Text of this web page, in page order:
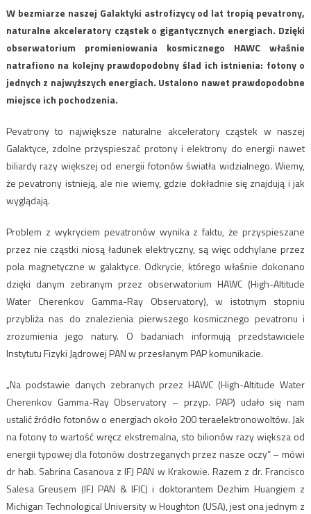
W bezmiarze naszej Galaktyki astrofizycy od lat tropią pevatrony,
naturalne akceleratory cząstek o gigantycznych energiach. Dzięki
obserwatorium promieniowania kosmicznego HAWC właśnie
natrafiono na kolejny prawdopodobny ślad ich istnienia: fotony o
jednych z najwyższych energiach. Ustalono nawet prawdopodobne
miejsce ich pochodzenia.
Pevatrony to największe naturalne akceleratory cząstek w naszej
Galaktyce, zdolne przyspieszać protony i elektrony do energii nawet
biliardy razy większej od energii fotonów światła widzialnego. Wiemy,
że pevatrony istnieją, ale nie wiemy, gdzie dokładnie się znajdują i jak
wyglądają.
Problem z wykryciem pevatronów wynika z faktu, że przyspieszane
przez nie cząstki niosą ładunek elektryczny, są więc odchylane przez
pola magnetyczne w galaktyce. Odkrycie, którego właśnie dokonano
dzięki danym zebranym przez obserwatorium HAWC (High-Altitude
Water Cherenkov Gamma-Ray Observatory), w istotnym stopniu
przybliża nas do znalezienia pierwszego kosmicznego pevatronu i
zrozumienia jego natury. O badaniach informują przedstawiciele
Instytutu Fizyki Jądrowej PAN w przesłanym PAP komunikacie.
„Na podstawie danych zebranych przez HAWC (High-Altitude Water
Cherenkov Gamma-Ray Observatory – przyp. PAP) udało się nam
ustalić źródło fotonów o energiach około 200 teraelektronowoltów. Jak
na fotony to wartość wręcz ekstremalna, sto bilionów razy większa od
energii typowej dla fotonów dostrzeganych przez nasze oczy” – mówi
dr hab. Sabrina Casanova z IFJ PAN w Krakowie. Razem z dr. Francisco
Salesa Greusem (IFJ PAN & IFIC) i doktorantem Dezhim Huangiem z
Michigan Technological University w Houghton (USA), jest ona jednym z